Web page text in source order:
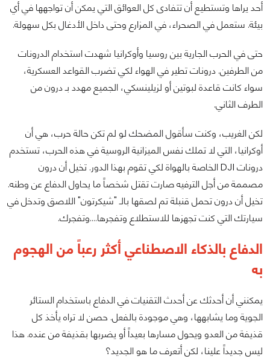
أحد يراها وتستطيع أن تتفادى كل العوائق التي يمكن أن تواجهها في أي
بيئة. ستعمل في الصحراء، في المزارع وحتى داخل الأدغال بكل سهولة.
حتى في الحرب الجارية بين روسيا وأوكرانيا شهدت استخدام الدرونات
من الطرفين. درونات تطير في الهواء لكي تضرب القواعد العسكرية،
سواء كانت قاعدة لبوتين أو لزيلينسكي، الجميع مهدد بـ درون من
الطرف الثاني.
لكن الغريب، وكنت سأقول المضحك لو لم تكن حالة حرب، هي أن
أوكرانيا، التي لا تملك نفس الميزانية الروسية في هذه الحرب، تستخدم
درونات DJI الخاصة بالهواة لكي تقوم بهذا الدور. تخيل أن درون
مصممة من أجل الترفيه صارت تقتل شخصاً ما يحاول الدفاع عن وطنه.
تخيل أن درون تحمل قنبلة تم لصقها بالـ "شيكرتون" اللاصق وتدخل في
سيارتك التي كنت تجهزها للاستطلاع وتفجرها….وتفجرك.
الدفاع بالذكاء الاصطناعي أكثر رعباً من الهجوم
به
يمكنني أن أحدثك عن أحدث التقنيات في الدفاع باستخدام الستائر
الجوية وما يشابهها، وهي موجودة بالفعل. حصن لا تراه يأخذ كل
قذيفة من العدو ويحول مسارها بعيداً أو يضربها بقذيفة من عنده. هذا
ليس جديداً علينا، لكن أتعرف ما هو الجديد؟